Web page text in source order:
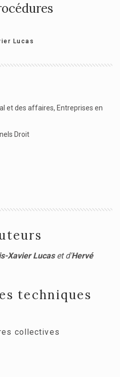
Lucas
et des affaires, Entreprises en
Droit
Xavier Lucaset d'Hervé
techniques
collectives